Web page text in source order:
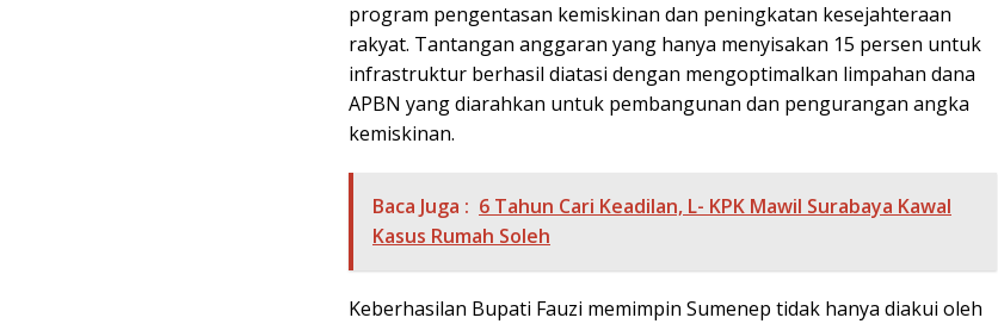
program pengentasan kemiskinan dan peningkatan kesejahteraan
rakyat. Tantangan anggaran yang hanya menyisakan 15 persen untuk
infrastruktur berhasil diatasi dengan mengoptimalkan limpahan dana
APBN yang diarahkan untuk pembangunan dan pengurangan angka
kemiskinan.
Baca Juga : 6 Tahun Cari Keadilan, L- KPK Mawil Surabaya Kawal
Kasus Rumah Soleh
Keberhasilan Bupati Fauzi memimpin Sumenep tidak hanya diakui oleh